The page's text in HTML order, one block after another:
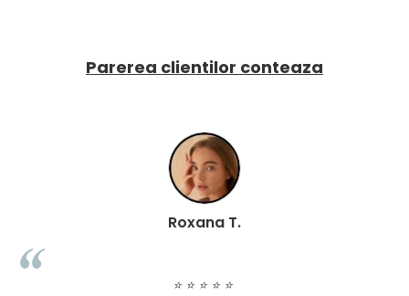
Parerea clientilor conteaza
Roxana T.
⭐ ⭐ ⭐ ⭐ ⭐